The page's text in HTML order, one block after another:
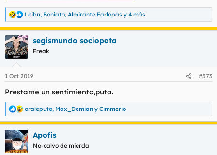
R
e
a
c
c
i
e
:
Leibn, Boniato, Almirante Farlopas y 4 más
segismundo sociopata
Freak
1 Oct 2019 #573
Prestame un sentimiento,puta.
R
e
a
c
c
i
oraleputo, Max_Demian y Cimmerio
Apofis
No-calvo de mierda